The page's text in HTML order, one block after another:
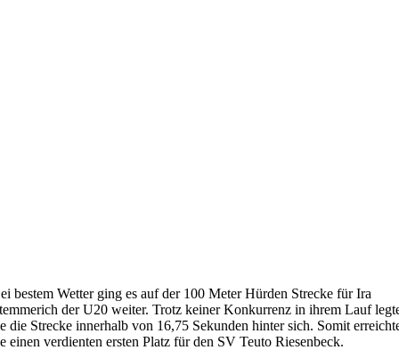
bestem Wetter ging es auf der 100 Meter Hürden Strecke für Ira
der U20 weiter. Trotz keiner Konkurrenz in ihrem Lauf
die Strecke innerhalb von 16,75 Sekunden hinter sich. Somit
einen verdienten ersten Platz für den SV Teuto Riesenbeck.